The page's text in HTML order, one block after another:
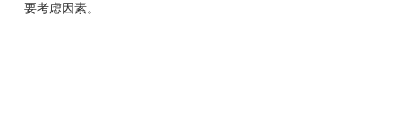
English
要考虑因素。